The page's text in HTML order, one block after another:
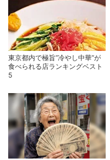
東京都内で極旨”冷やし中華”が
食べられる店ランキングベスト
5